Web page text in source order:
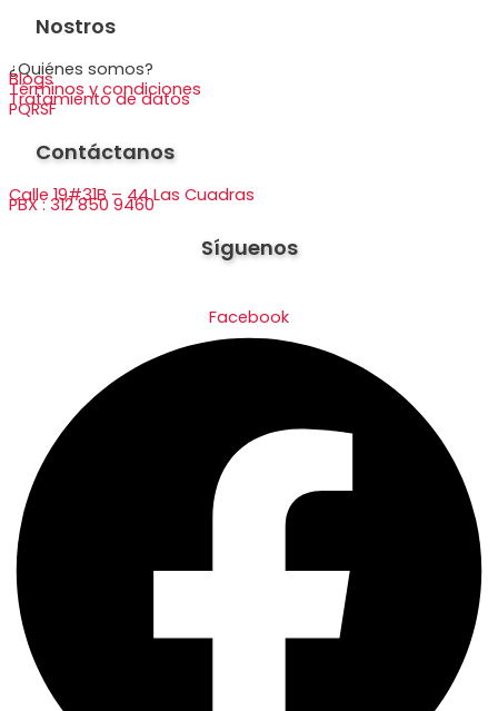
Nostros
¿Quiénes somos?
Blogs
Términos y condiciones
Tratamiento de datos
PQRSF
Contáctanos
Calle 19#31B – 44 Las Cuadras
PBX : 312 850 9460
Síguenos
Facebook